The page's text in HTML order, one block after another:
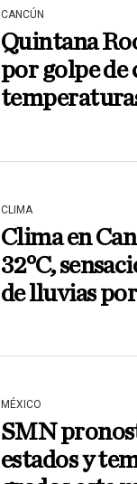
CANCÚN
Quintana
por golpe de
CLIMA
Clima en
32°C,
de lluvias
MÉXICO
SMN
estados y